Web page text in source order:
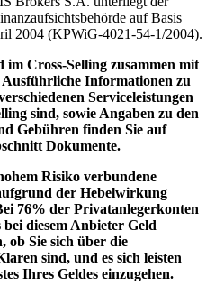
auf Basis
2004 (KPWiG-4021-54-1/2004).
Cross-Selling zusammen mit
Ausführliche Informationen zu
Serviceleistungen
sind, sowie Angaben zu den
Gebühren finden Sie auf
Dokumente.
Risiko verbundene
der Hebelwirkung
76% der Privatanlegerkonten
diesem Anbieter Geld
ob Sie sich über die
sind, und es sich leisten
Ihres Geldes einzugehen.